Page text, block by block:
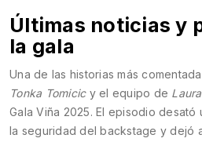
Últimas noticias y
la gala
Una de las historias más
Tonka Tomicicy el equipo de
Gala Viña 2025. El episodio
la seguridad del backstage y dejó